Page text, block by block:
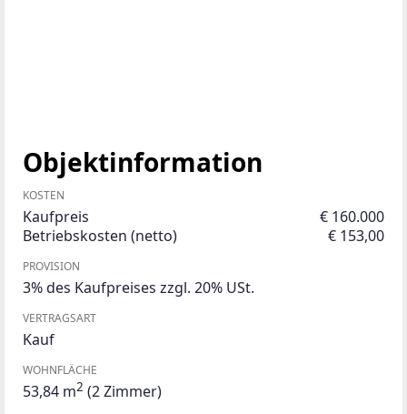
Objektinformation
KOSTEN
Kaufpreis
€ 160.000
Betriebskosten (netto)
€ 153,00
PROVISION
3% des Kaufpreises zzgl. 20% USt.
VERTRAGSART
Kauf
WOHNFLÄCHE
53,84 m2 (2 Zimmer)